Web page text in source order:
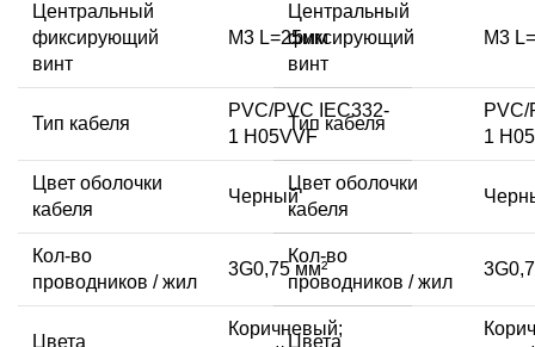
Центральный
фиксирующий
винт
M3 L=25мм
Тип кабеля
PVC/PVC IEC332-
1 H05VVF
Цвет оболочки
кабеля
Черный
Кол-во
проводников / жил
3G0,75 мм²
Цвета
Коричневый;
Центральный
фиксирующий
винт
M3
Тип кабеля
PVC/
1
Цвет оболочки
кабеля
Кол-во
проводников / жил
Цвета